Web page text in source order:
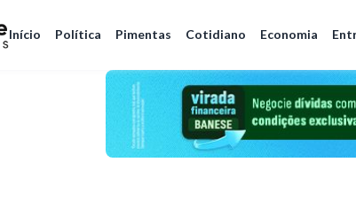
Início Política Pimentas Cotidiano Economia